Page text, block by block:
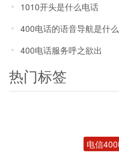
1010开头是什么电话
400电话的语音导航是什
400电话服务呼之欲出
热门标签
电信